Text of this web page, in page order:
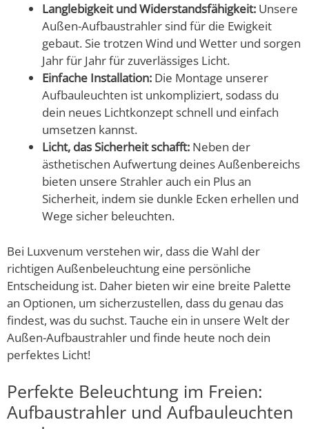
Langlebigkeit und Widerstandsfähigkeit: Unsere
Außen-Aufbaustrahler sind für die Ewigkeit
gebaut. Sie trotzen Wind und Wetter und sorgen
Jahr für Jahr für zuverlässiges Licht.
Einfache Installation: Die Montage unserer
Aufbauleuchten ist unkompliziert, sodass du
dein neues Lichtkonzept schnell und einfach
umsetzen kannst.
Licht, das Sicherheit schafft: Neben der
ästhetischen Aufwertung deines Außenbereichs
bieten unsere Strahler auch ein Plus an
Sicherheit, indem sie dunkle Ecken erhellen und
Wege sicher beleuchten.
Bei Luxvenum verstehen wir, dass die Wahl der
richtigen Außenbeleuchtung eine persönliche
Entscheidung ist. Daher bieten wir eine breite Palette
an Optionen, um sicherzustellen, dass du genau das
findest, was du suchst. Tauche ein in unsere Welt der
Außen-Aufbaustrahler und finde heute noch dein
perfektes Licht!
Perfekte Beleuchtung im Freien:
Aufbaustrahler und Aufbauleuchten